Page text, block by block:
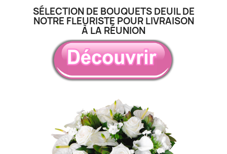
SÉLECTION DE BOUQUETS DEUIL DE
NOTRE FLEURISTE POUR LIVRAISON
À LA RÉUNION